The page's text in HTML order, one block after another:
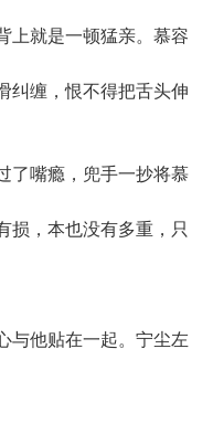
就是一顿猛亲。慕容
纠缠，恨不得把舌头伸
嘴瘾，兜手一抄将慕
损，本也没有多重，只
他贴在一起。宁尘左